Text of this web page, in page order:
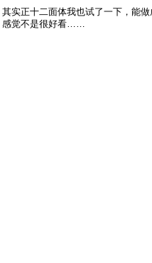
其实正十二面体我也试了一下，能
感觉不是很好看……